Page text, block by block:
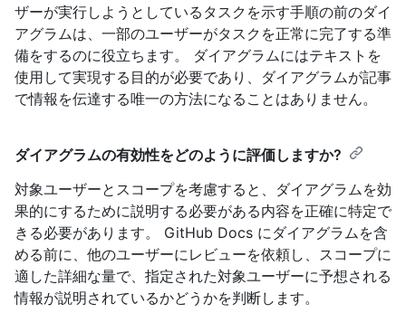
ザーが実行しようとしているタスクを示す手順の前のダイ
アグラムは、一部のユーザーがタスクを正常に完了する準
備をするのに役立ちます。 ダイアグラムにはテキストを
使用して実現する目的が必要であり、ダイアグラムが記事
で情報を伝達する唯一の方法になることはありません。
ダイアグラムの有効性をどのように評価しますか?
対象ユーザーとスコープを考慮すると、ダイアグラムを効
果的にするために説明する必要がある内容を正確に特定で
きる必要があります。 GitHub Docs にダイアグラムを含
める前に、他のユーザーにレビューを依頼し、スコープに
適した詳細な量で、指定された対象ユーザーに予想される
情報が説明されているかどうかを判断します。